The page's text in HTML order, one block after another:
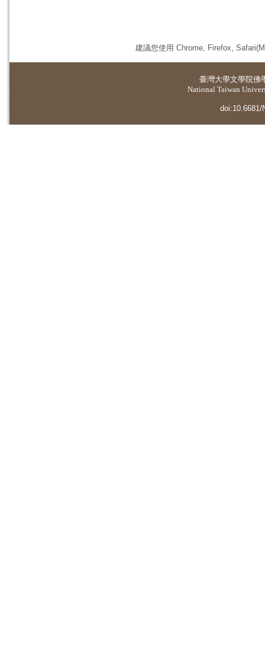
建議您使用 Chrome, Firefox,
臺灣大學文學院佛
National Taiwan
doi:10.6681/